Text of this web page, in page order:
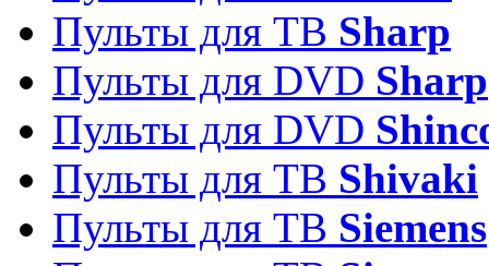
Пульты для ТВ Sharp
Пульты для DVD Sharp
Пульты для DVD
Пульты для ТВ Shivaki
Пульты для ТВ Siemens